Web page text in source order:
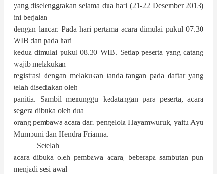
yang diselenggrakan selama dua hari (21-22 Desember 2013)
ini berjalan
dengan lancar. Pada hari pertama acara dimulai pukul 07.30
WIB dan pada hari
kedua dimulai pukul 08.30 WIB. Setiap peserta yang datang
wajib melakukan
registrasi dengan melakukan tanda tangan pada daftar yang
telah disediakan oleh
panitia. Sambil menunggu kedatangan para peserta, acara
segera dibuka oleh dua
orang pembawa acara dari pengelola Hayamwuruk, yaitu Ayu
Mumpuni dan Hendra Frianna.
Setelah
acara dibuka oleh pembawa acara, beberapa sambutan pun
menjadi sesi awal